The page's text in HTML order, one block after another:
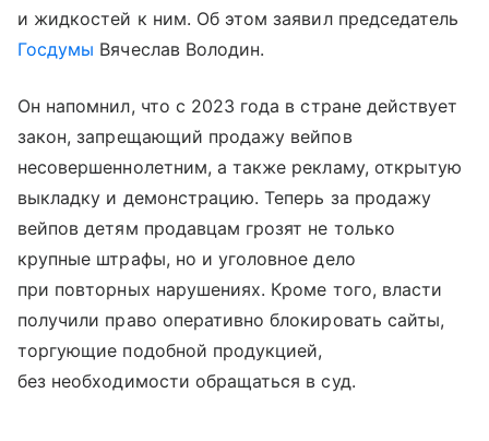
и жидкостей к ним. Об этом заявил председатель
Госдумы Вячеслав Володин.
Он напомнил, что с 2023 года в стране действует
закон, запрещающий продажу вейпов
несовершеннолетним, а также рекламу, открытую
выкладку и демонстрацию. Теперь за продажу
вейпов детям продавцам грозят не только
крупные штрафы, но и уголовное дело
при повторных нарушениях. Кроме того, власти
получили право оперативно блокировать сайты,
торгующие подобной продукцией,
без необходимости обращаться в суд.